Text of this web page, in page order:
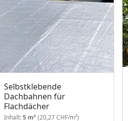
Selbstklebende
Dachbahnen für
Flachdächer
Inhalt:5 m² (20,27 CHF/m²)